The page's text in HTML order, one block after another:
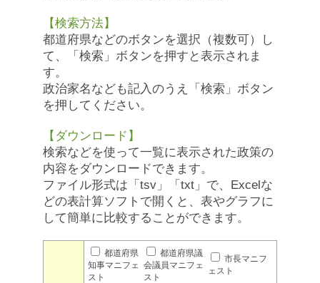
【検索方法】
都道府県などのボタンを選択（複数可）し
て、「検索」ボタンを押すと表示されま
す。
政治家名なども記入のうえ「検索」ボタン
を押してください。
【ダウンロード】
検索などを使って一覧に表示された政策の
内容をダウンロードできます。
ファイル形式は「tsv」「txt」で、Excelな
どの表計算ソフトで開くと、表やグラフに
して簡単に比較することができます。
都道府県
知事マニフェ
スト
都道府県議
会議員マニフェ
スト
市長マニフ
ェスト